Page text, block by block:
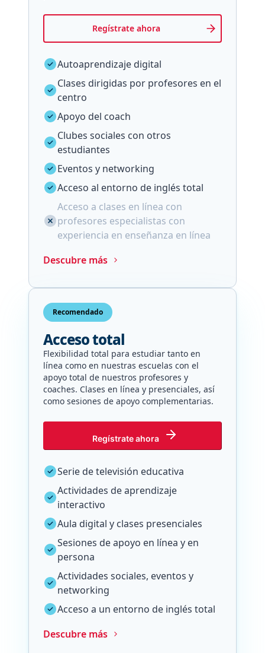
Regístrate ahora
Autoaprendizaje digital
Clases dirigidas por profesores en el
centro
Apoyo del coach
Clubes sociales con otros
estudiantes
Eventos y networking
Acceso al entorno de inglés total
Acceso a clases en línea con
profesores especialistas con
experiencia en enseñanza en línea
Descubre más
Recomendado
Acceso total
Flexibilidad total para estudiar tanto en
línea como en nuestras escuelas con el
apoyo total de nuestros profesores y
coaches. Clases en línea y presenciales, así
como sesiones de apoyo complementarias.
Regístrate ahora
Serie de televisión educativa
Actividades de aprendizaje
interactivo
Aula digital y clases presenciales
Sesiones de apoyo en línea y en
persona
Actividades sociales, eventos y
networking
Acceso a un entorno de inglés total
Descubre más